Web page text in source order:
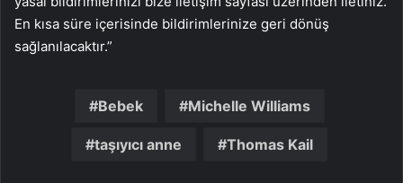
En kısa süre içerisinde bildirimlerinize geri dönüş
sağlanılacaktır.”
Bebek Michelle Williams
taşıyıcı anne Thomas Kail